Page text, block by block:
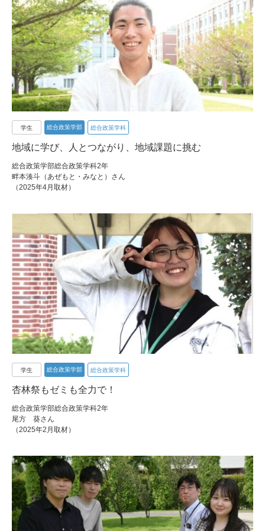
学生 総合政策学部 総合政策学科
地域に学び、人とつながり、地域課題に挑む
総合政策学部総合政策学科2年
畔本湊斗（あぜもと・みなと）さん
（2025年4月取材）
学生 総合政策学部 総合政策学科
杏林祭もゼミも全力で！
総合政策学部総合政策学科2年
尾方 葵さん
（2025年2月取材）